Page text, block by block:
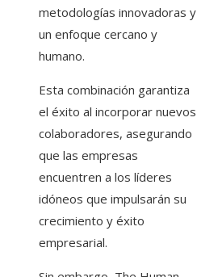
metodologías innovadoras y
un enfoque cercano y
humano.
Esta combinación garantiza
el éxito al incorporar nuevos
colaboradores, asegurando
que las empresas
encuentren a los líderes
idóneos que impulsarán su
crecimiento y éxito
empresarial.